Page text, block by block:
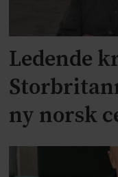
Ledende
ny norsk